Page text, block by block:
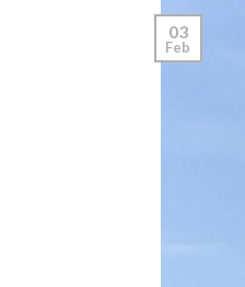
03
Feb